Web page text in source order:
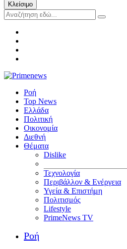
Κλείσιμο
Ροή
Top News
Ελλάδα
Πολιτική
Οικονομία
Διεθνή
Θέματα
Dislike
Τεχνολογία
Περιβάλλον & Ενέργεια
Υγεία & Επιστήμη
Πολιτισμός
Lifestyle
PrimeNews TV
Ροή